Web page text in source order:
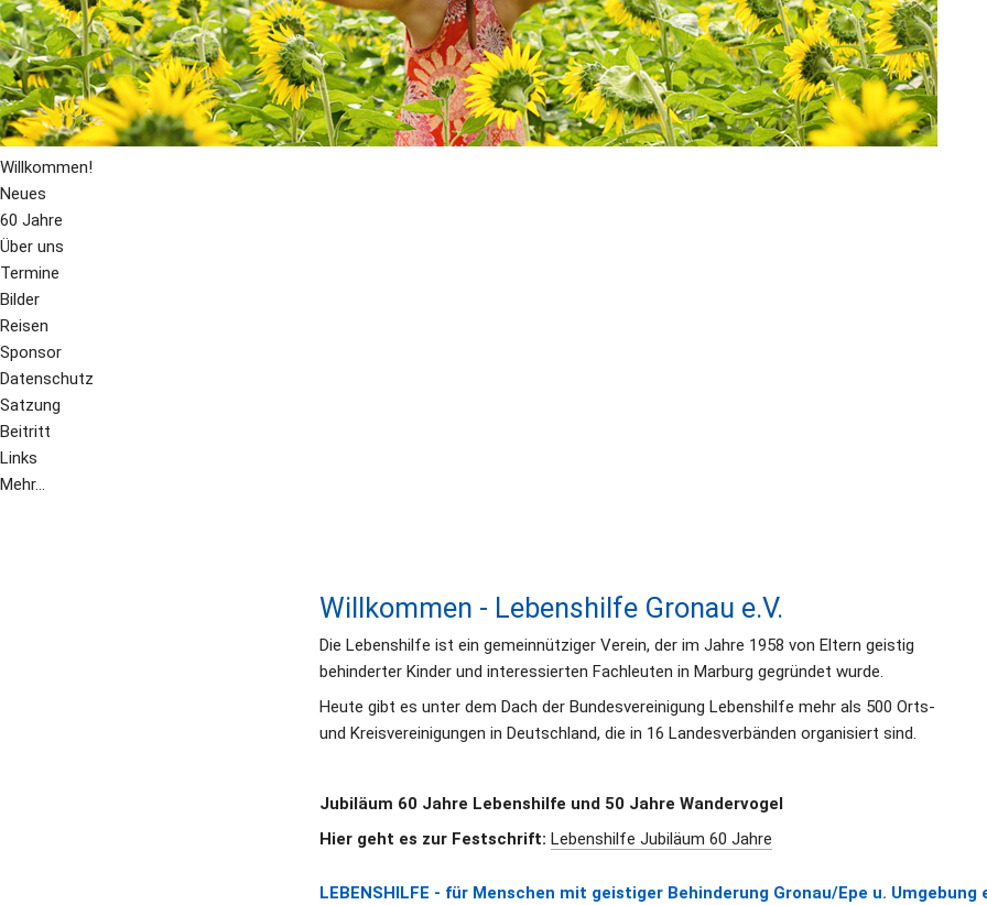
Willkommen!
Neues
60 Jahre
Über uns
Termine
Bilder
Reisen
Sponsor
Datenschutz
Satzung
Beitritt
Links
Mehr...
Willkommen - Lebenshilfe Gronau e.V.
Die Lebenshilfe ist ein gemeinnütziger Verein, der im Jahre 1958 von Eltern geistig
behinderter Kinder und interessierten Fachleuten in Marburg gegründet wurde.
Heute gibt es unter dem Dach der Bundesvereinigung Lebenshilfe mehr als 500 Orts-
und Kreisvereinigungen in Deutschland, die in 16 Landesverbänden organisiert sind.
Jubiläum 60 Jahre Lebenshilfe und 50 Jahre Wandervogel
Hier geht es zur Festschrift: Lebenshilfe Jubiläum 60 Jahre
LEBENSHILFE - für Menschen mit geistiger Behinderung Gronau/Epe u. Umgebung